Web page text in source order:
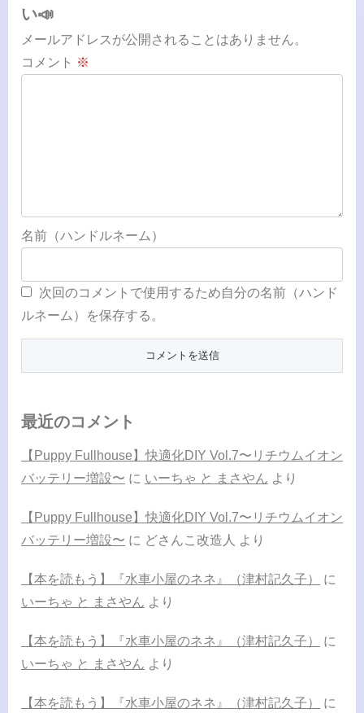
い📣
メールアドレスが公開されることはありません。
コメント ※
名前（ハンドルネーム）
次回のコメントで使用するため自分の名前（ハンド
ルネーム）を保存する。
最近のコメント
【Puppy Fullhouse】快適化DIY Vol.7〜リチウムイオン
バッテリー増設〜 に いーちゃ と まさやん より
【Puppy Fullhouse】快適化DIY Vol.7〜リチウムイオン
バッテリー増設〜 に どさんこ改造人 より
【本を読もう】『水車小屋のネネ』（津村記久子）
に
いーちゃ と まさやん より
【本を読もう】『水車小屋のネネ』（津村記久子）
に
いーちゃ と まさやん より
【本を読もう】『水車小屋のネネ』（津村記久子） に